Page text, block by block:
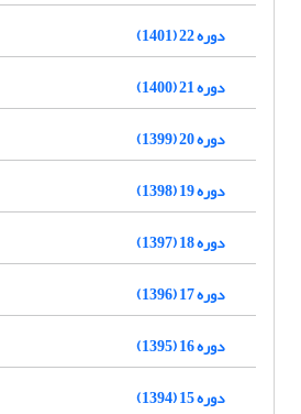
دوره 22 (1401)
دوره 21 (1400)
دوره 20 (1399)
دوره 19 (1398)
دوره 18 (1397)
دوره 17 (1396)
دوره 16 (1395)
دوره 15 (1394)